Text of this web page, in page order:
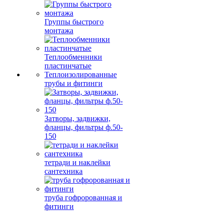
Группы быстрого
монтажа
Теплообменники
пластинчатые
Теплоизолированные
трубы и фитинги
Затворы, задвижки,
фланцы, фильтры ф.50-
150
тетради и наклейки
сантехника
труба гофророванная и
фитинги